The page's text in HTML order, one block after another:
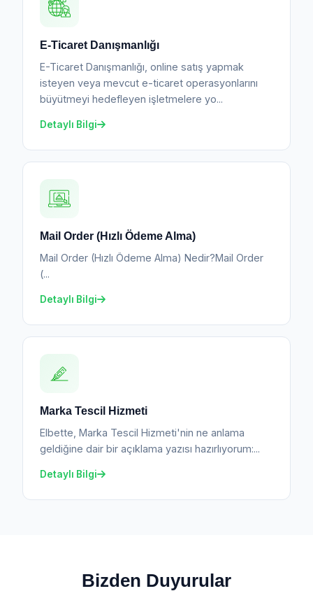
E-Ticaret Danışmanlığı
E-Ticaret Danışmanlığı, online satış yapmak
isteyen veya mevcut e-ticaret operasyonlarını
büyütmeyi hedefleyen işletmelere yo...
Detaylı Bilgi
Mail Order (Hızlı Ödeme Alma)
Mail Order (Hızlı Ödeme Alma) Nedir?Mail Order
(...
Detaylı Bilgi
Marka Tescil Hizmeti
Elbette, Marka Tescil Hizmeti'nin ne anlama
geldiğine dair bir açıklama yazısı hazırlıyorum:...
Detaylı Bilgi
Bizden Duyurular